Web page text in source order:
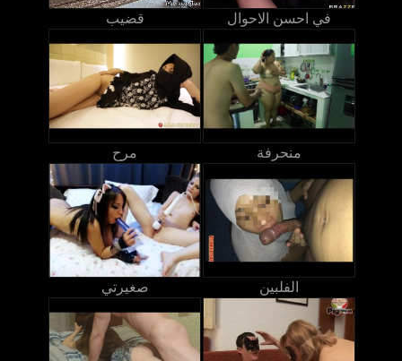
قضيب في احسن الاحوال
مرح منحرفة
صغيرتي الفلبين